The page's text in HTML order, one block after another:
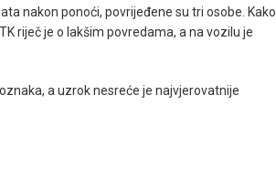
nakon ponoći, povrijeđene su tri osobe. Kako
riječ je o lakšim povredama, a na vozilu je
a uzrok nesreće je najvjerovatnije